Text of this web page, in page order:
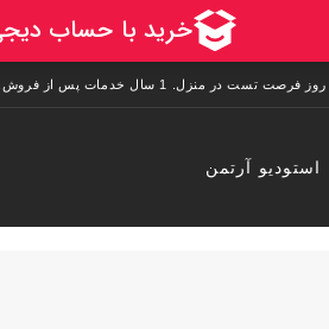
استودیو آرتمن